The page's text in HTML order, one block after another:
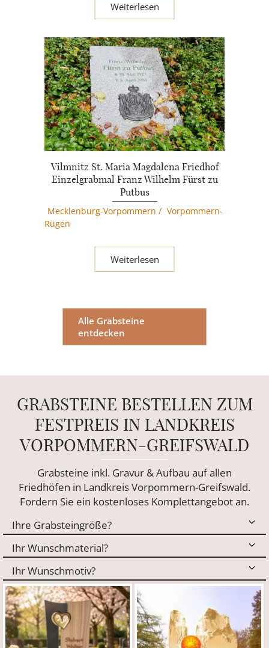
Weiterlesen
Vilmnitz St. Maria Magdalena Friedhof
Einzelgrabmal Franz Wilhelm Fürst zu
Putbus
Mecklenburg-Vorpommern / Vorpommern-
Rügen
Weiterlesen
Alle Grabsteine
entdecken
GRABSTEINE BESTELLEN ZUM
FESTPREIS IN LANDKREIS
VORPOMMERN-GREIFSWALD
Grabsteine inkl. Gravur & Aufbau auf allen
Friedhöfen in Landkreis Vorpommern-Greifswald.
Fordern Sie ein kostenloses Komplettangebot an.